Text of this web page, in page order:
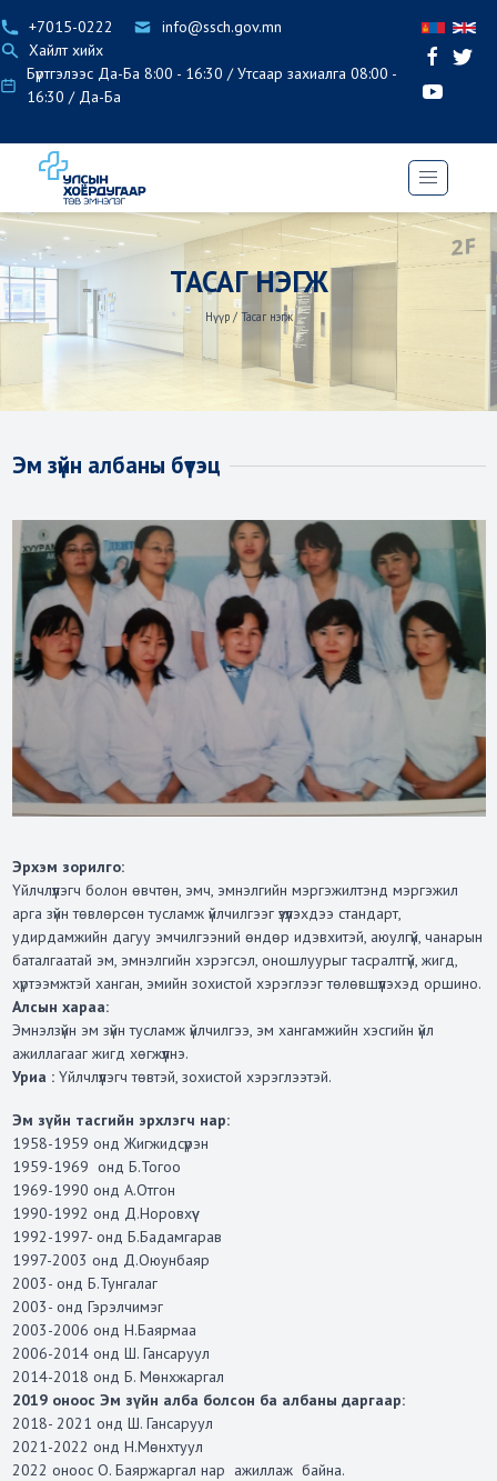
+7015-0222
info@ssch.gov.mn
Хайлт хийх
Бүртгэлээс Да-Ба 8:00 - 16:30 / Утсаар захиалга 08:00 -
16:30 / Да-Ба
ТАСАГ НЭГЖ
Нүүр / Тасаг нэгж
Эм зүйн албаны бүтэц
Эрхэм зорилго:
Үйлчлүүлэгч болон өвчтөн, эмч, эмнэлгийн мэргэжилтэнд мэргэжил
арга зүйн төвлөрсөн тусламж үйлчилгээг үзүүлэхдээ стандарт,
удирдамжийн дагуу эмчилгээний өндөр идэвхитэй, аюулгүй, чанарын
баталгаатай эм, эмнэлгийн хэрэгсэл, оношлуурыг тасралтгүй, жигд,
хүртээмжтэй ханган, эмийн зохистой хэрэглээг төлөвшүүлэхэд оршино.
Алсын хараа:
Эмнэлзүйн эм зүйн тусламж үйлчилгээ, эм хангамжийн хэсгийн үйл
ажиллагааг жигд хөгжүүлнэ.
Уриа :Үйлчлүүлэгч төвтэй, зохистой хэрэглээтэй.
Эм зүйн тасгийн эрхлэгч нар:
1958-1959 онд Жигжидсүрэн
1959-1969 онд Б.Тогоо
1969-1990 онд А.Отгон
1990-1992 онд Д.Норовхүү
1992-1997- онд Б.Бадамгарав
1997-2003 онд Д.Оюунбаяр
2003- онд Б.Тунгалаг
2003- онд Гэрэлчимэг
2003-2006 онд Н.Баярмаа
2006-2014 онд Ш. Гансаруул
2014-2018 онд Б. Мөнхжаргал
2019 оноос Эм зүйн алба болсон ба албаны даргаар:
2018- 2021 онд Ш. Гансаруул
2021-2022 онд Н.Мөнхтуул
2022 оноос О. Баяржаргал нар ажиллаж байна.